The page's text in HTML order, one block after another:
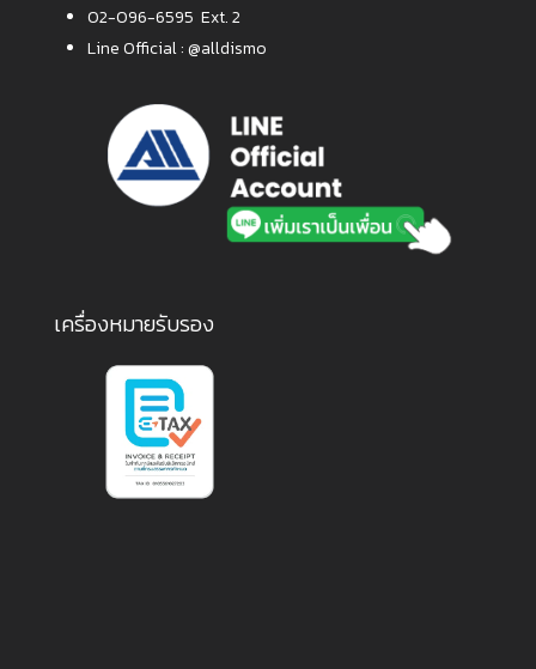
02-096-6595 Ext. 2
Line Official :@alldismo
เครื่องหมายรับรอง